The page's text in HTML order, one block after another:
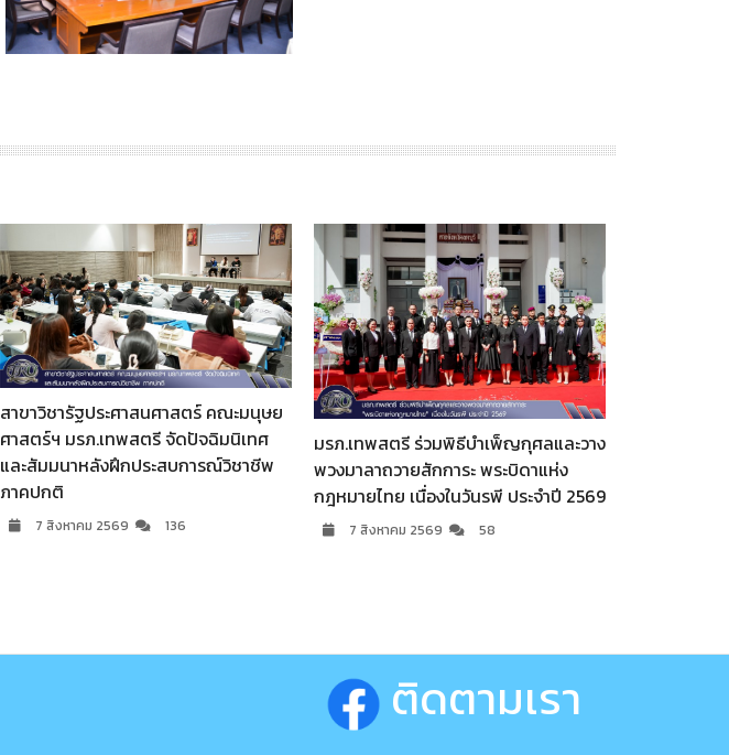
มรภ.เทพสตรี ร่วมพิธีบำเพ็ญกุศลและวาง
พวงมาลาถวายสักการะ พระบิดาแห่ง
กฎหมายไทย เนื่องในวันรพี ประจำปี 2569
7 สิงหาคม 2569 58
สมาคมศิษย์เก่า มรภ.เทพสตรี จัดงาน
เลี้ยงขอบคุณผู้สนับสนุน พร้อมร่วมแสดง
ความยินดีแก่ ผศ.จินตนา เวชมี ในโอกาส
ได้รับการเสนอชื่อเป็นอธิการบดี
6 สิงหาคม 2569 99
ติดตามเรา